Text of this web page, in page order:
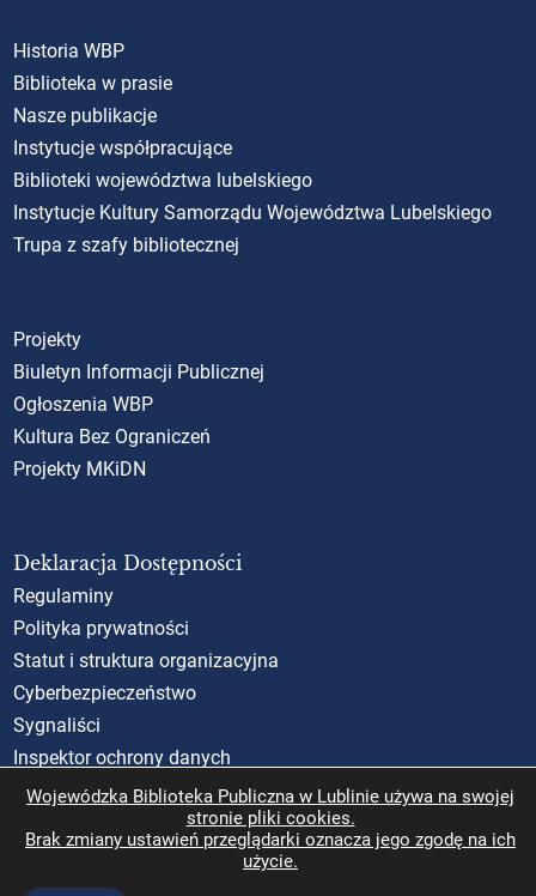
Historia WBP
Biblioteka w prasie
Nasze publikacje
Instytucje współpracujące
Biblioteki województwa lubelskiego
Instytucje Kultury Samorządu Województwa Lubelskiego
Trupa z szafy bibliotecznej
Projekty
Biuletyn Informacji Publicznej
Ogłoszenia WBP
Kultura Bez Ograniczeń
Projekty MKiDN
Deklaracja Dostępności
Regulaminy
Polityka prywatności
Statut i struktura organizacyjna
Cyberbezpieczeństwo
Sygnaliści
Inspektor ochrony danych
Standardy Ochrony Małoletnich (SOM)
Rzecznik Praw Obywatelskich
Wojewódzka Biblioteka Publiczna w Lublinie używa na swojej
stronie pliki cookies.
Brak zmiany ustawień przeglądarki oznacza jego zgodę na ich
użycie.